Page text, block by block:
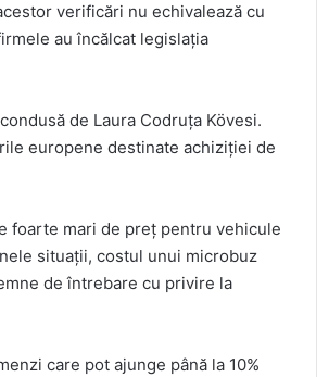
verificări nu echivalează cu
au încălcat legislația
de Laura Codruța Kövesi.
europene destinate achiziției de
foarte mari de preț pentru vehicule
situații, costul unui microbuz
de întrebare cu privire la
care pot ajunge până la 10%